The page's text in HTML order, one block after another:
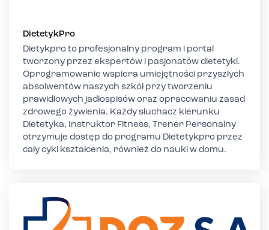
DietetykPro
Dietykpro to profesjonalny program i portal
tworzony przez ekspertów i pasjonatów dietetyki.
Oprogramowanie wspiera umiejętności przyszłych
absolwentów naszych szkół przy tworzeniu
prawidłowych jadłospisów oraz opracowaniu zasad
zdrowego żywienia. Każdy słuchacz kierunku
Dietetyka, Instruktor Fitness, Trener Personalny
otrzymuje dostęp do programu Dietetykpro przez
cały cykl kształcenia, również do nauki w domu.